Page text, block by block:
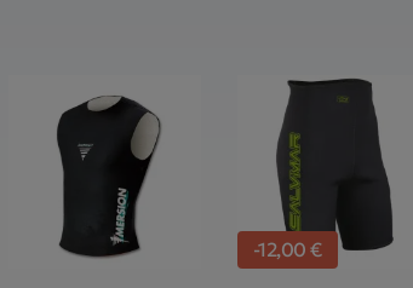
-12,00 €